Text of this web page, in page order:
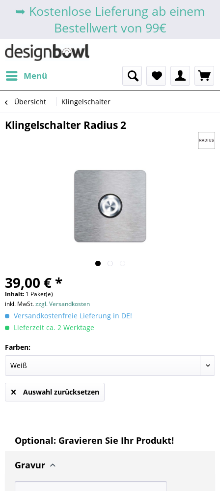
➥ Kostenlose Lieferung ab einem
Bestellwert von 99€
Menü
Übersicht Klingelschalter
Klingelschalter Radius 2
39,00 € *
Inhalt: 1 Paket(e)
inkl. MwSt.zzgl. Versandkosten
Versandkostenfreie Lieferung in DE!
Lieferzeit ca. 2 Werktage
Farben:
Auswahl zurücksetzen
Optional: Gravieren Sie Ihr Produkt!
Gravur